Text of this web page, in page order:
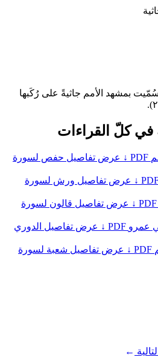
مكيّة، ٣٧ آية، سُمّيت بمشهد الأمم جاثيةً على رُكَبها
في كلّ القراءات
PDF ↓
عرض تفاصيل حفص لسورة
PDF
عرض تفاصيل ورش لسورة
PDF ↓
عرض تفاصيل قالون لسورة
عمرو PDF ↓
عرض تفاصيل الدوري
PDF ↓
عرض تفاصيل شعبة لسورة
→